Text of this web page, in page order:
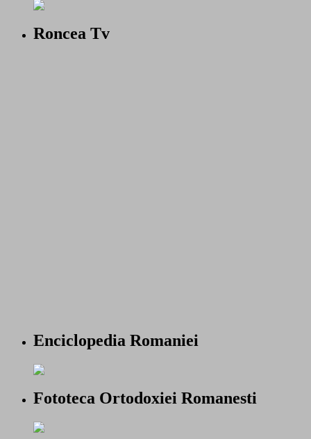
Roncea Tv
Enciclopedia Romaniei
Fototeca Ortodoxiei Romanesti